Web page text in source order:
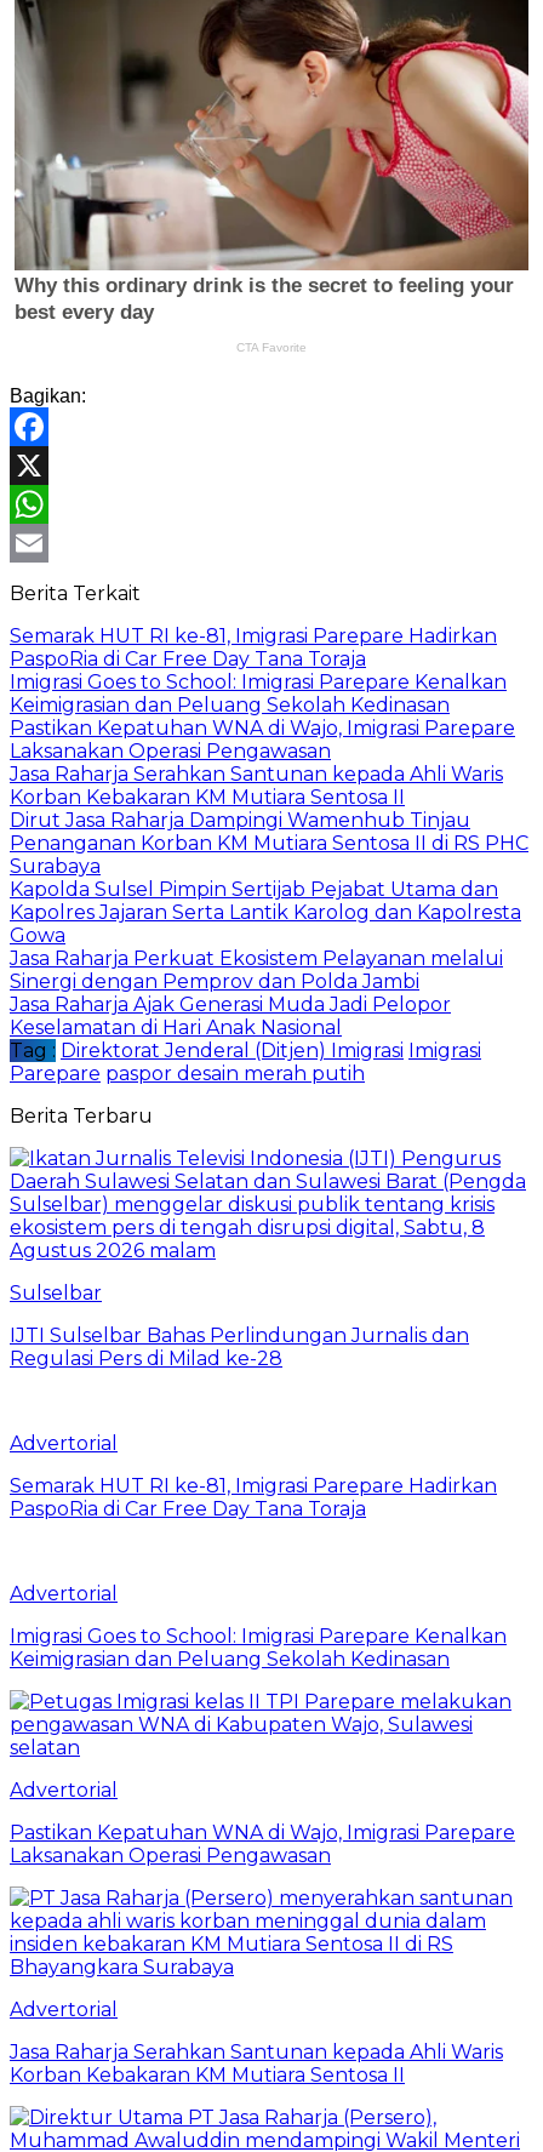
Bagikan:
Facebook
X
WhatsApp
Email
Berita Terkait
Semarak HUT RI ke-81, Imigrasi Parepare Hadirkan
PaspoRia di Car Free Day Tana Toraja
Imigrasi Goes to School: Imigrasi Parepare Kenalkan
Keimigrasian dan Peluang Sekolah Kedinasan
Pastikan Kepatuhan WNA di Wajo, Imigrasi Parepare
Laksanakan Operasi Pengawasan
Jasa Raharja Serahkan Santunan kepada Ahli Waris
Korban Kebakaran KM Mutiara Sentosa II
Dirut Jasa Raharja Dampingi Wamenhub Tinjau
Penanganan Korban KM Mutiara Sentosa II di RS PHC
Surabaya
Kapolda Sulsel Pimpin Sertijab Pejabat Utama dan
Kapolres Jajaran Serta Lantik Karolog dan Kapolresta
Gowa
Jasa Raharja Perkuat Ekosistem Pelayanan melalui
Sinergi dengan Pemprov dan Polda Jambi
Jasa Raharja Ajak Generasi Muda Jadi Pelopor
Keselamatan di Hari Anak Nasional
Tag : Direktorat Jenderal (Ditjen) Imigrasi Imigrasi
Parepare paspor desain merah putih
Berita Terbaru
Sulselbar
IJTI Sulselbar Bahas Perlindungan Jurnalis dan
Regulasi Pers di Milad ke-28
Advertorial
Semarak HUT RI ke-81, Imigrasi Parepare Hadirkan
PaspoRia di Car Free Day Tana Toraja
Advertorial
Imigrasi Goes to School: Imigrasi Parepare Kenalkan
Keimigrasian dan Peluang Sekolah Kedinasan
Advertorial
Pastikan Kepatuhan WNA di Wajo, Imigrasi Parepare
Laksanakan Operasi Pengawasan
Advertorial
Jasa Raharja Serahkan Santunan kepada Ahli Waris
Korban Kebakaran KM Mutiara Sentosa II